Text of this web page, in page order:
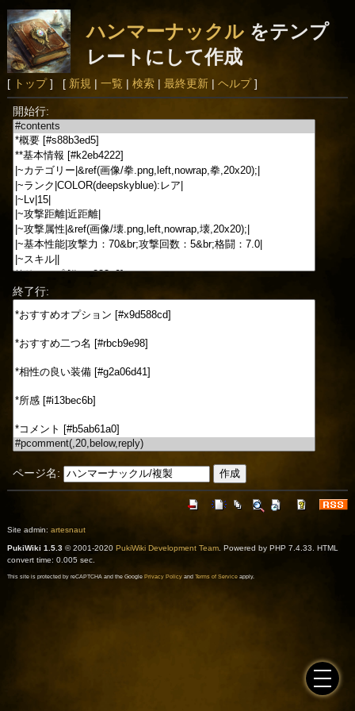
ハンマーナックルをテンプ
レートにして作成
[ トップ] [ 新規 | 一覧 | 検索| 最終更新| ヘルプ]
開始行:
終了行:
ページ名:
Site admin: artesnaut
PukiWiki 1.5.3© 2001-2020 PukiWiki Development Team. Powered by PHP 7.4.33. HTML
convert time: 0.005 sec.
This site is protected by reCAPTCHA and the Google Privacy Policyand Terms of Serviceapply.